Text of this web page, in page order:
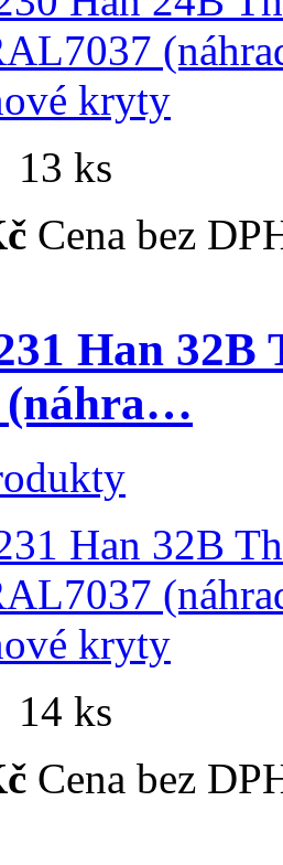
13 ks
Cena bez
Han
(náhra…
14 ks
Cena bez